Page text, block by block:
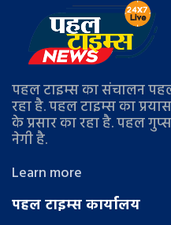
पहल टाइम्स का संचालन पहल
रहा है. पहल टाइम्स का
के प्रसार का रहा है. पहल
नेगी है.
Learn more
पहल टाइम्स कार्यालय